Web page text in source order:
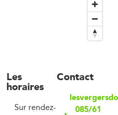
Les
horaires
Sur rendez-
Contact
085/61